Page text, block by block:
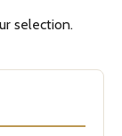
selection.